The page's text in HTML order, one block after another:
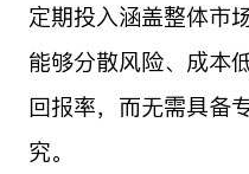
定期投入涵盖整体市
能够分散风险、成本
回报率，而无需具备
究。